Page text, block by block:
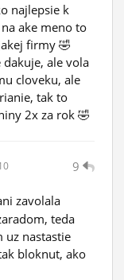
najlepsie k
ake meno to
firmy 🤣
ale vola
cloveku, ale
tak to
2x za rok 🤣
9
zavolala
teda
uz nastastie
bloknut, ako